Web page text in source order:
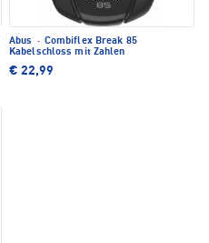
Abus · Combiflex Break 85
Kabelschloss mit Zahlen
€ 22,99